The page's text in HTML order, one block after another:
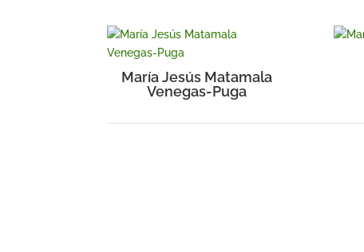
María Jesús Matamala
Venegas-Puga